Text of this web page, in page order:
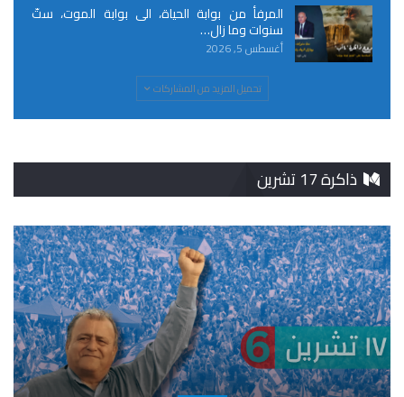
المرفأ من بوابة الحياة، الى بوابة الموت، ستّ
سنوات وما زال…
أغسطس 5, 2026
تحميل المزيد من المشاركات
ذاكرة 17 تشرين